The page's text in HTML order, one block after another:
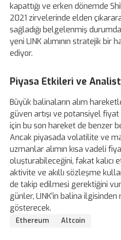
kapattığı ve erken dönemde
2021 zirvelerinde elden
sağladığı belgelenmiş
yeni LINK alımının stratejik bir
ediyor.
Piyasa Etkileri ve
Büyük balinaların alım
güven artışı ve potansiyel
için bu son hareket de benzer
Ancak piyasada volatilite ve
uzmanlar alımın kısa vadeli
oluşturabileceğini, fakat kalıcı
aktivite ve akıllı sözleşme
de takip edilmesi gerektiğini
günler, LINK’in balina ilgisinden
gösterecek.
Ethereum Altcoin